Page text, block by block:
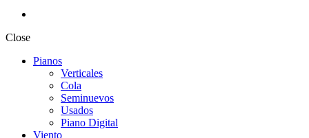
Close
Pianos
Verticales
Cola
Seminuevos
Usados
Piano Digital
Viento